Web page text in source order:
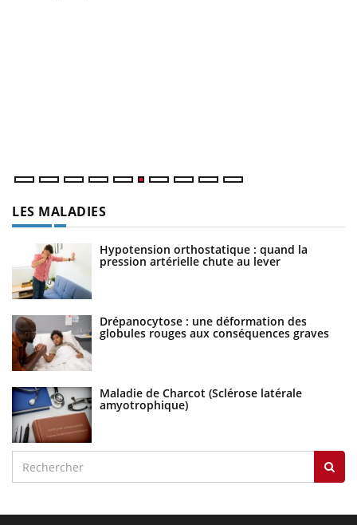
LES MALADIES
Hypotension orthostatique : quand la
pression artérielle chute au lever
Drépanocytose : une déformation des
globules rouges aux conséquences graves
Maladie de Charcot (Sclérose latérale
amyotrophique)